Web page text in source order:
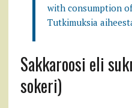
with consumption of
Tutkimuksia
Sakkaroosi eli
sokeri)